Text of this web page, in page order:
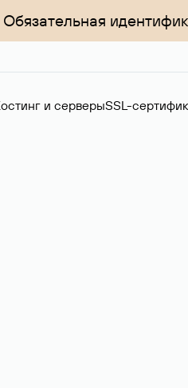
Обязательная
и серверыSSL-